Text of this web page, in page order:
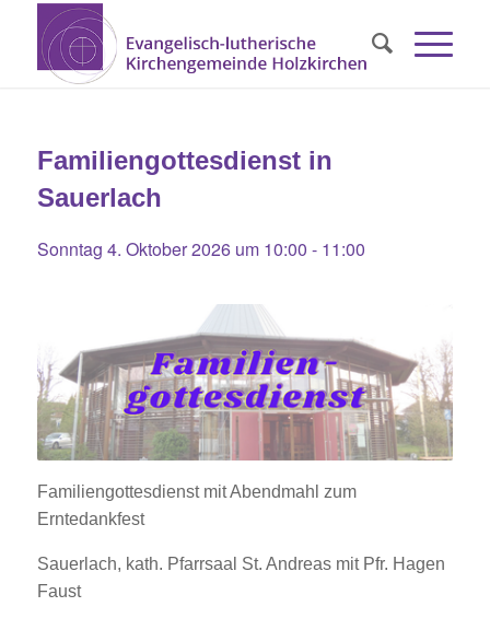
Familiengottesdienst in
Sauerlach
Sonntag 4. Oktober 2026 um 10:00 - 11:00
Familiengottesdienst mit Abendmahl zum
Erntedankfest
Sauerlach, kath. Pfarrsaal St. Andreas mit Pfr. Hagen
Faust